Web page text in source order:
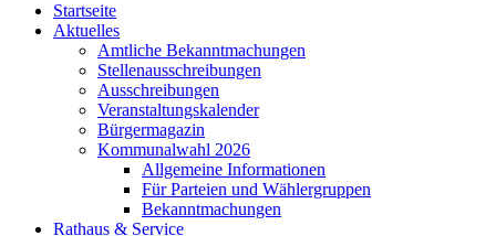
Startseite
Aktuelles
Amtliche Bekanntmachungen
Stellenausschreibungen
Ausschreibungen
Veranstaltungskalender
Bürgermagazin
Kommunalwahl 2026
Allgemeine Informationen
Für Parteien und Wählergruppen
Bekanntmachungen
Rathaus & Service